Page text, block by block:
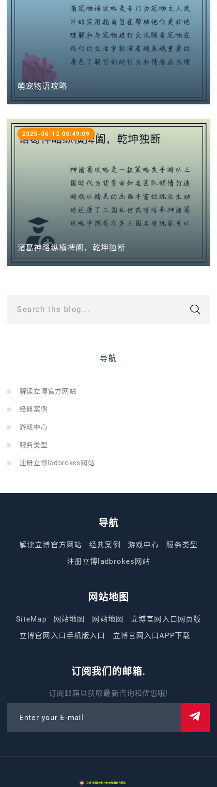
萌宠物语攻略
诸葛神略纵横捭阖，乾坤独断
2025-06-12 08:49:09
Search the blog...
导航
解读立博官方网站
经典案例
游戏中心
服务类型
注册立博ladbrokes网站
导航
解读立博官方网站 经典案例 游戏中心
服务类型
注册立博ladbrokes网站
网站地图
SiteMap 网站地图 网站地图
立博官网入口网页版
立博官网入口手机版入口
立博官网入口APP下载
订阅我们的邮箱.
订阅邮箱以获取最新咨询和优惠哦!
Enter your E-mail